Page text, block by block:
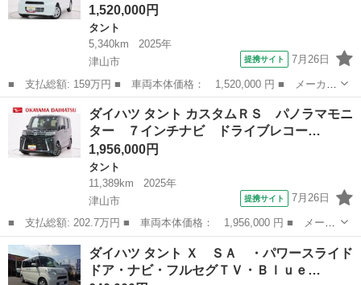
1,520,000円
タント
5,340km
2025年
津山市
提携サイト 7月26日
■ 支払総額: 159万円 ■ 車両本体価格： 1,520,000 円 ■ メーカー
名： ダイハツ ■ 車種名： タント ■ グレード名： Ｘ 左側パ
ワースライドドア シートヒーター オートライト キーフリー ア
イドリング...
岡山 津山市 タント
ダイハツ タント カスタムＲＳ パノラマモニ
ター ７インチナビ ドライブレコー…
1,956,000円
タント
11,389km
2025年
津山市
提携サイト 7月26日
■ 支払総額: 202.7万円 ■ 車両本体価格： 1,956,000 円 ■ メーカ
ー名： ダイハツ ■ 車種名： タント ■ グレード名： カスタム
ＲＳ パノラマモニター ７インチナビ ドライブレコーダー 両側
パワース...
岡山 津山市 タント
ダイハツ タント Ｘ ＳＡ ・パワースライド
ドア・ナビ・フルセグＴＶ・Ｂｌｕｅ…